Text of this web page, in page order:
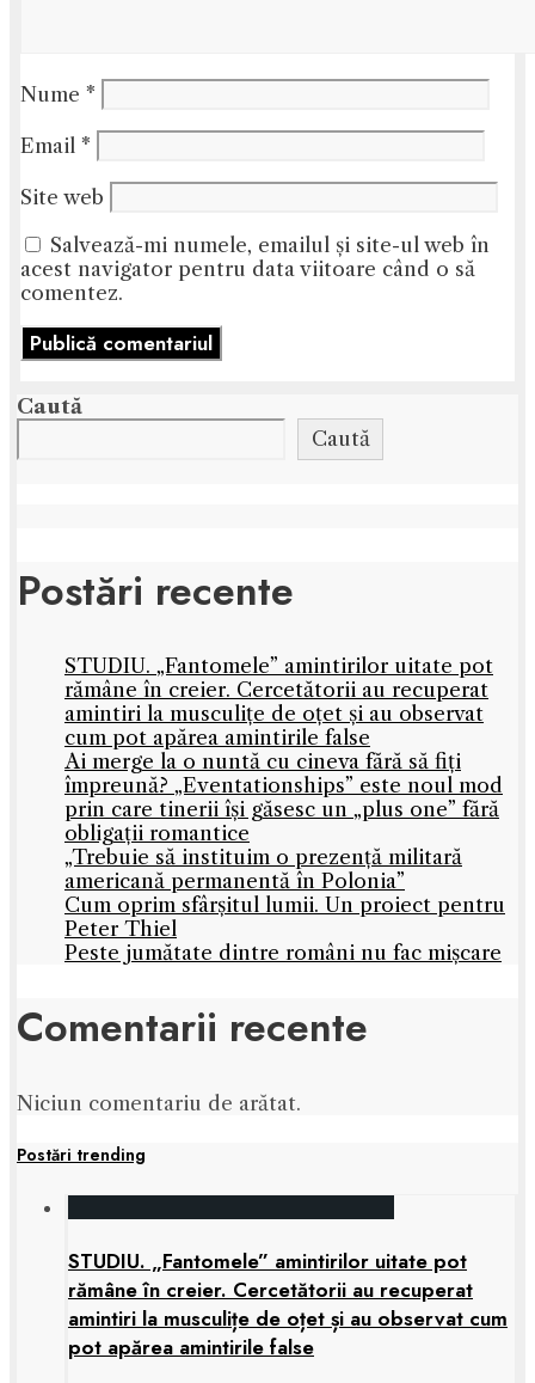
Nume *
Email *
Site web
Salvează-mi numele, emailul și site-ul web în
acest navigator pentru data viitoare când o să
comentez.
Caută
Caută
Postări recente
STUDIU. „Fantomele” amintirilor uitate pot
rămâne în creier. Cercetătorii au recuperat
amintiri la musculițe de oțet și au observat
cum pot apărea amintirile false
Ai merge la o nuntă cu cineva fără să fiți
împreună? „Eventationships” este noul mod
prin care tinerii își găsesc un „plus one” fără
obligații romantice
„Trebuie să instituim o prezență militară
americană permanentă în Polonia”
Cum oprim sfârșitul lumii. Un proiect pentru
Peter Thiel
Peste jumătate dintre români nu fac mișcare
Comentarii recente
Niciun comentariu de arătat.
Postări trending
STUDIU. „Fantomele” amintirilor uitate pot
rămâne în creier. Cercetătorii au recuperat
amintiri la musculițe de oțet și au observat cum
pot apărea amintirile false